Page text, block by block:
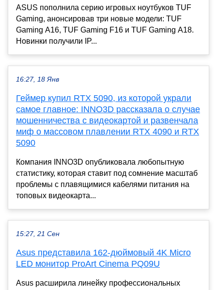
ASUS пополнила серию игровых ноутбуков TUF
Gaming, анонсировав три новые модели: TUF
Gaming A16, TUF Gaming F16 и TUF Gaming A18.
Новинки получили IP...
16:27, 18 Янв
Геймер купил RTX 5090, из которой украли
самое главное: INNO3D рассказала о случае
мошенничества с видеокартой и развенчала
миф о массовом плавлении RTX 4090 и RTX
5090
Компания INNO3D опубликовала любопытную
статистику, которая ставит под сомнение масштаб
проблемы с плавящимися кабелями питания на
топовых видеокарта...
15:27, 21 Сен
Asus представила 162-дюймовый 4K Micro
LED монитор ProArt Cinema PQ09U
Asus расширила линейку профессиональных